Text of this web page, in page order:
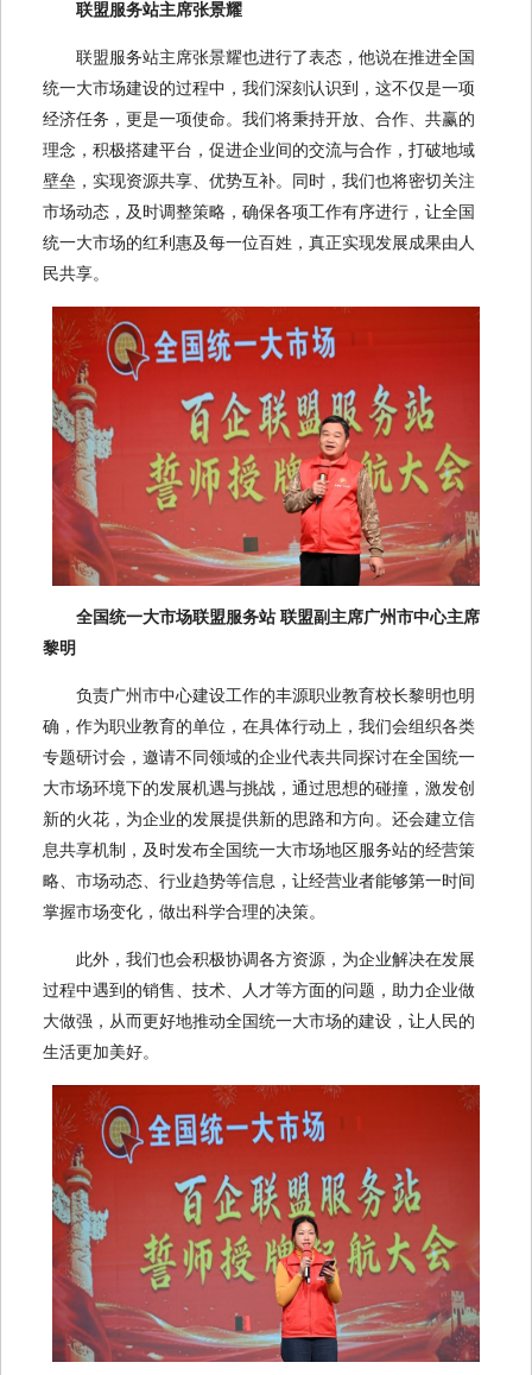
联盟服务站主席张景耀
联盟服务站主席张景耀也进行了表态，他说在推进全国
统一大市场建设的过程中，我们深刻认识到，这不仅是一项
经济任务，更是一项使命。我们将秉持开放、合作、共赢的
理念，积极搭建平台，促进企业间的交流与合作，打破地域
壁垒，实现资源共享、优势互补。同时，我们也将密切关注
市场动态，及时调整策略，确保各项工作有序进行，让全国
统一大市场的红利惠及每一位百姓，真正实现发展成果由人
民共享。
全国统一大市场联盟服务站 联盟副主席广州市中心主席
黎明
负责广州市中心建设工作的丰源职业教育校长黎明也明
确，作为职业教育的单位，在具体行动上，我们会组织各类
专题研讨会，邀请不同领域的企业代表共同探讨在全国统一
大市场环境下的发展机遇与挑战，通过思想的碰撞，激发创
新的火花，为企业的发展提供新的思路和方向。还会建立信
息共享机制，及时发布全国统一大市场地区服务站的经营策
略、市场动态、行业趋势等信息，让经营业者能够第一时间
掌握市场变化，做出科学合理的决策。
此外，我们也会积极协调各方资源，为企业解决在发展
过程中遇到的销售、技术、人才等方面的问题，助力企业做
大做强，从而更好地推动全国统一大市场的建设，让人民的
生活更加美好。